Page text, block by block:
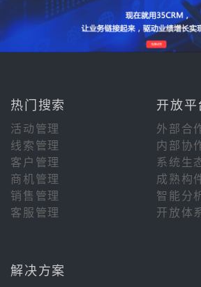
热门搜索 开放平
活动管理
外部合
线索管理
内部协
客户管理
系统生
商机管理
成熟构
销售管理
智能分
客服管理
开放体
解决方案